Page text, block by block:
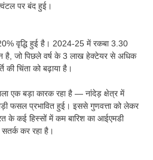
पर बंद हुई।
वृद्धि हुई है। 2024-25 में रकबा 3.30
जो पिछले वर्ष के 3 लाख हेक्टेयर से अधिक
की चिंता को बढ़ाया है।
एक बड़ा कारक रहा है — नांदेड़ क्षेत्र में
फसल प्रभावित हुई। इससे गुणवत्ता को लेकर
के कई हिस्सों में कम बारिश का आईएमडी
सतर्क कर रहा है।